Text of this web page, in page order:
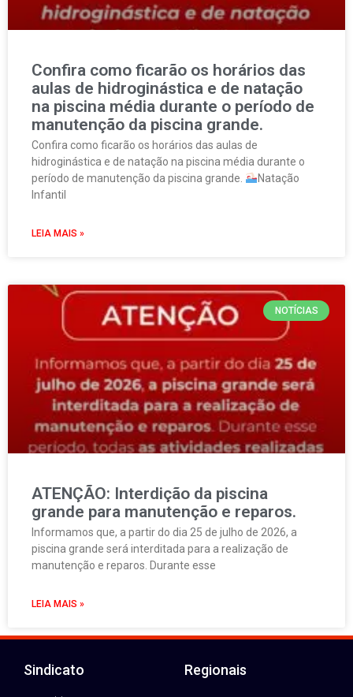
Confira como ficarão os horários das
aulas de hidroginástica e de natação
na piscina média durante o período de
manutenção da piscina grande.
Confira como ficarão os horários das aulas de
hidroginástica e de natação na piscina média durante o
período de manutenção da piscina grande.
Natação
Infantil
LEIA MAIS »
NOTÍCIAS
ATENÇÃO: Interdição da piscina
grande para manutenção e reparos.
Informamos que, a partir do dia 25 de julho de 2026, a
piscina grande será interditada para a realização de
manutenção e reparos. Durante esse
LEIA MAIS »
Sindicato Regionais